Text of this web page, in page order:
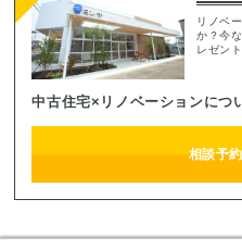
リノベ
か？今
レゼント
中古住宅×リノベーションにつ
相談予